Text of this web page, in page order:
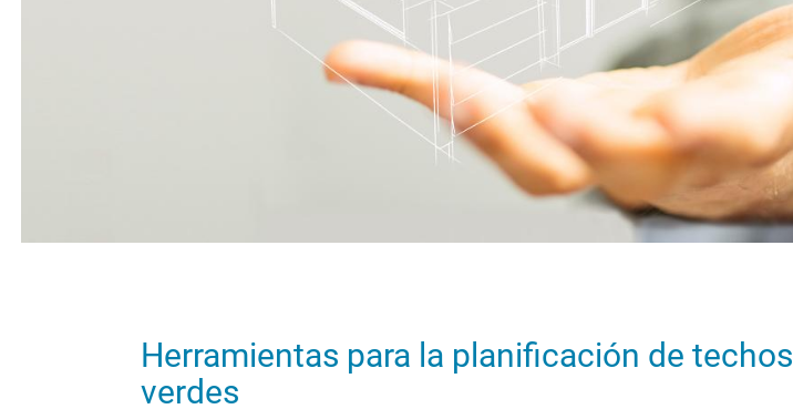
Herramientas para la planificación de techos
verdes